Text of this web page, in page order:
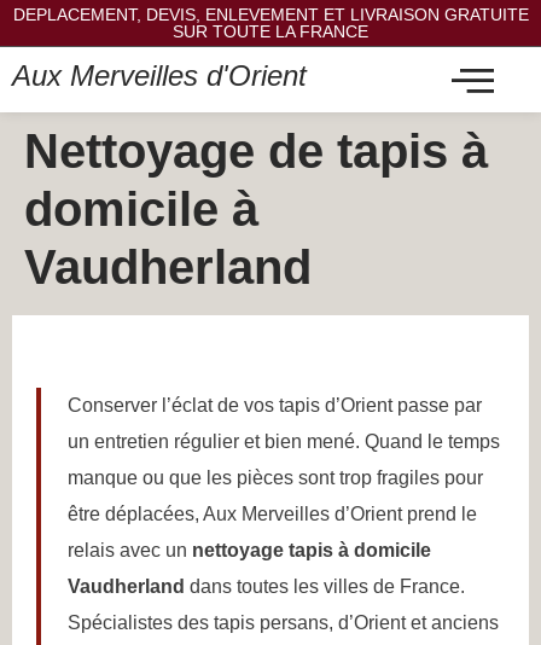
DEPLACEMENT, DEVIS, ENLEVEMENT ET LIVRAISON GRATUITE
SUR TOUTE LA FRANCE
Aux Merveilles d'Orient
Nettoyage de tapis à
domicile à
Vaudherland
Conserver l’éclat de vos tapis d’Orient passe par
un entretien régulier et bien mené. Quand le temps
manque ou que les pièces sont trop fragiles pour
être déplacées, Aux Merveilles d’Orient prend le
relais avec un nettoyage tapis à domicile
Vaudherland dans toutes les villes de France.
Spécialistes des tapis persans, d’Orient et anciens